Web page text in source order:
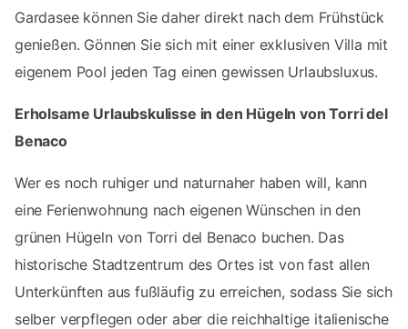
Gardasee können Sie daher direkt nach dem Frühstück
genießen. Gönnen Sie sich mit einer exklusiven Villa mit
eigenem Pool jeden Tag einen gewissen Urlaubsluxus.
Erholsame Urlaubskulisse in den Hügeln von Torri del
Benaco
Wer es noch ruhiger und naturnaher haben will, kann
eine Ferienwohnung nach eigenen Wünschen in den
grünen Hügeln von Torri del Benaco buchen. Das
historische Stadtzentrum des Ortes ist von fast allen
Unterkünften aus fußläufig zu erreichen, sodass Sie sich
selber verpflegen oder aber die reichhaltige italienische